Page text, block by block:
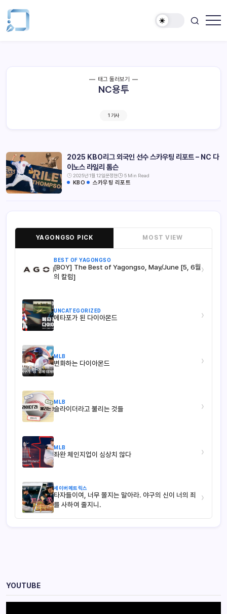
태그 둘러보기
NC용투
1 기사
2025 KBO리그 외국인 선수 스카우팅 리포트 – NC 다
이노스 라일리 톰슨
2025년 1월 12일문정현 5 Min Read
KBO 스카우팅 리포트
YAGONGSO PICK MOST VIEW
BEST OF YAGONGSO
[BOY] The Best of Yagongso, May/June [5, 6월
의 칼럼]
›
UNCATEGORIZED
메타포가 된 다이아몬드 ›
MLB
변화하는 다이아몬드 ›
MLB
슬라이더라고 불리는 것들 ›
MLB
좌완 체인지업이 심상치 않다 ›
세이버메트릭스
타자들이여, 너무 쫄지는 말아라. 야구의 신이 너의 죄
를 사하여 줄지니.
›
YOUTUBE